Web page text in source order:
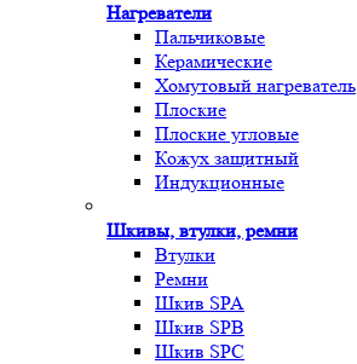
Нагреватели
Пальчиковые
Керамические
Хомутовый нагреватель
Плоские
Плоские угловые
Кожух защитный
Индукционные
Шкивы, втулки, ремни
Втулки
Ремни
Шкив SPA
Шкив SPB
Шкив SPC